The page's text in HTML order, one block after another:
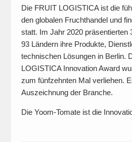
Die FRUIT LOGISTICA ist die
den globalen Fruchthandel und
statt. Im Jahr 2020 präsentierten
93 Ländern ihre Produkte,
technischen Lösungen in Berlin.
LOGISTICA Innovation Award
zum fünfzehnten Mal verliehen.
Auszeichnung der Branche.
Die Yoom-Tomate ist die